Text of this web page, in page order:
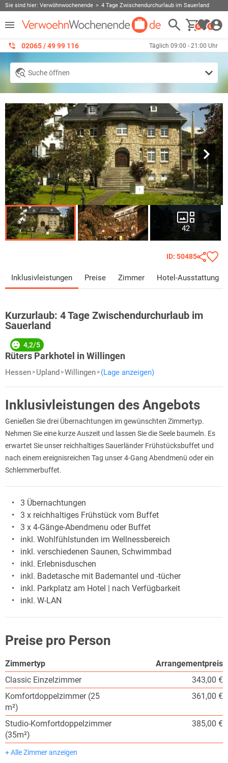
Sie sind hier: Verwöhnwochenende 4 Tage Zwischendurchurlaub im Sauerland
0 0
02065 / 49 ‌99 116 Täglich 09:00 - 21:00 Uhr
Suche öffnen
42
ID: 50485
Inklusivleistungen Preise Zimmer Hotel-Ausstattung
Kurzurlaub: 4 Tage Zwischendurchurlaub im
Sauerland
Rüters Parkhotel in Willingen
4,2/5
Hessen Upland Willingen (Lage anzeigen)
Inklusivleistungen des Angebots
Genießen Sie drei Übernachtungen im gewünschten Zimmertyp.
Nehmen Sie eine kurze Auszeit und lassen Sie die Seele baumeln. Es
erwartet Sie unser reichhaltiges Sauerländer Frühstücksbuffet und
nach einem ereignisreichen Tag unser 4-Gang Abendmenü oder ein
Schlemmerbuffet.
3 Übernachtungen
3 x reichhaltiges Frühstück vom Buffet
3 x 4-Gänge-Abendmenu oder Buffet
inkl. Wohlfühlstunden im Wellnessbereich
inkl. verschiedenen Saunen, Schwimmbad
inkl. Erlebnisduschen
inkl. Badetasche mit Bademantel und -tücher
inkl. Parkplatz am Hotel | nach Verfügbarkeit
inkl. W-LAN
Preise pro Person
Zimmertyp
Arrangementpreis
Classic Einzelzimmer
343,00 €
Komfortdoppelzimmer (25
m²)
361,00 €
Studio-Komfortdoppelzimmer
(35m²)
385,00 €
+ Alle Zimmer anzeigen